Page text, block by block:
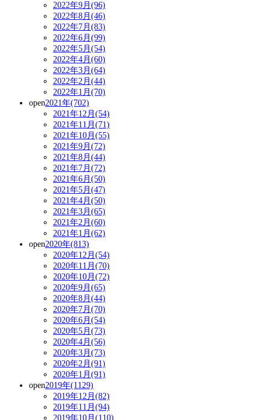
2022年9月(96)
2022年8月(46)
2022年7月(83)
2022年6月(99)
2022年5月(54)
2022年4月(60)
2022年3月(64)
2022年2月(44)
2022年1月(70)
open2021年(702)
2021年12月(54)
2021年11月(71)
2021年10月(55)
2021年9月(72)
2021年8月(44)
2021年7月(72)
2021年6月(50)
2021年5月(47)
2021年4月(50)
2021年3月(65)
2021年2月(60)
2021年1月(62)
open2020年(813)
2020年12月(54)
2020年11月(70)
2020年10月(72)
2020年9月(65)
2020年8月(44)
2020年7月(70)
2020年6月(54)
2020年5月(73)
2020年4月(56)
2020年3月(73)
2020年2月(91)
2020年1月(91)
open2019年(1129)
2019年12月(82)
2019年11月(94)
2019年10月(110)